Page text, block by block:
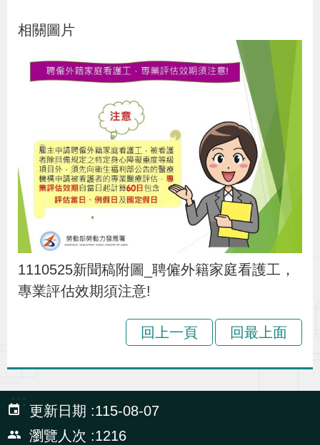
站
料
檢
舉
貪
瀆
交
相關圖片
1110525新聞稿附圖_聘僱外籍家庭看護工，
專業評估效期須注意!
回上一頁 回最上面
:::
更新日期
115-08-07
瀏覽人次
1216